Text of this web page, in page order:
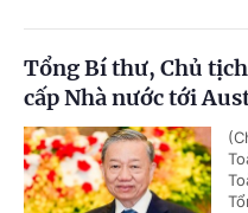
Tổng Bí thư, Chủ
cấp Nhà nước tới